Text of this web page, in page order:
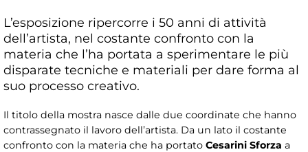
L’esposizione ripercorre i 50 anni di attività
dell’artista, nel costante confronto con la
materia che l’ha portata a sperimentare le più
disparate tecniche e materiali per dare forma al
suo processo creativo.
Il titolo della mostra nasce dalle due coordinate che hanno
contrassegnato il lavoro dell’artista. Da un lato il costante
confronto con la materia che ha portato Cesarini Sforza a